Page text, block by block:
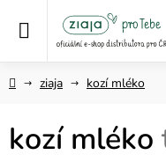
Domůziaja kozí mléko
kozí mléko